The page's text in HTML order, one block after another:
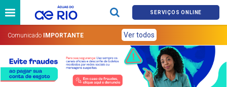
SERVIÇOS ONLINE
Comunicado IMPORTANTE Ver todos